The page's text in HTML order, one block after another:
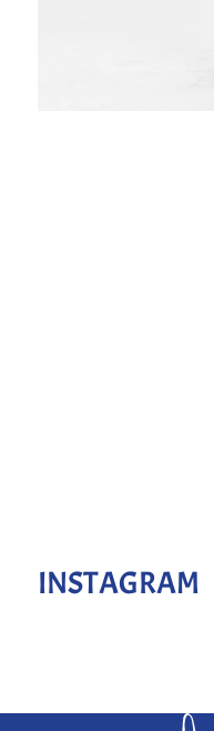
INSTAGRAM